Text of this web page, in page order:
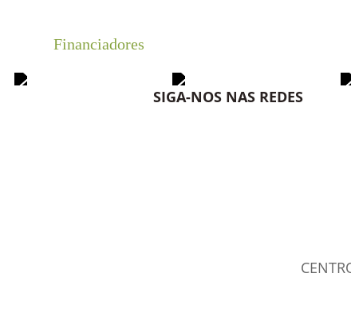
Financiadores
SIGA-NOS NAS REDES